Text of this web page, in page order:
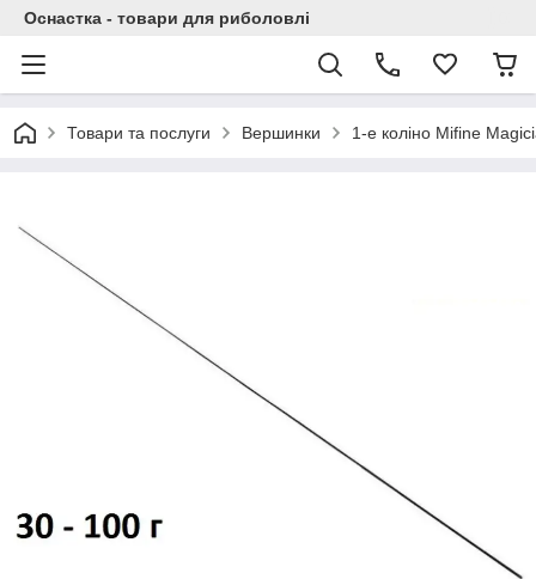
Оснастка - товари для риболовлі
Товари та послуги Вершинки 1-е коліно Mifine